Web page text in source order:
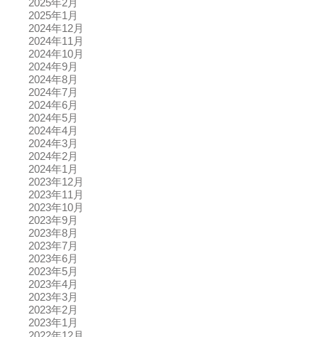
2025年2月
2025年1月
2024年12月
2024年11月
2024年10月
2024年9月
2024年8月
2024年7月
2024年6月
2024年5月
2024年4月
2024年3月
2024年2月
2024年1月
2023年12月
2023年11月
2023年10月
2023年9月
2023年8月
2023年7月
2023年6月
2023年5月
2023年4月
2023年3月
2023年2月
2023年1月